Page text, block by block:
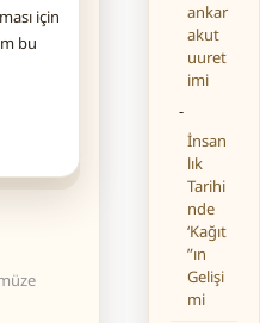
için
bu
ankar
akut
uuret
imi
-
İnsan
lık
Tarihi
nde
‘Kağıt
”ın
Gelişi
mi